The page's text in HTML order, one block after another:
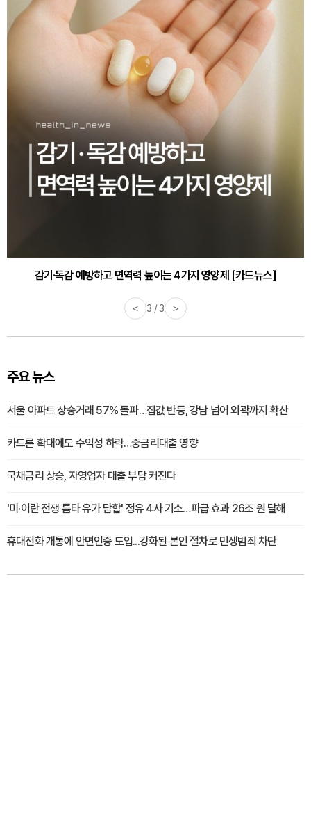
감기·독감 예방하고 면역력 높이는 4가지 영양제 [카드뉴스]
< 3 / 3 >
주요 뉴스
서울 아파트 상승거래 57% 돌파…집값 반등, 강남 넘어 외곽까지 확산
카드론 확대에도 수익성 하락…중금리대출 영향
국채금리 상승, 자영업자 대출 부담 커진다
'미·이란 전쟁 틈타 유가 담합' 정유 4사 기소…파급 효과 26조 원 달해
휴대전화 개통에 안면인증 도입...강화된 본인 절차로 민생범죄 차단